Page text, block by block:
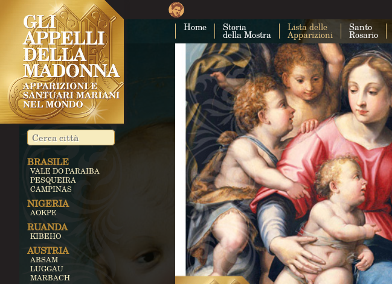
Home Storia
della Mostra
Lista delle
Apparizioni
Santo
Rosario
BRASILE
VALE DO PARAIBA
PESQUEIRA
CAMPINAS
NIGERIA
AOKPE
RUANDA
KIBEHO
AUSTRIA
ABSAM
LUGGAU
MARBACH